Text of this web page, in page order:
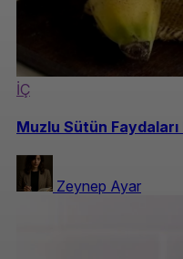
İÇ
Muzlu Sütün Faydaları
Zeynep Ayar